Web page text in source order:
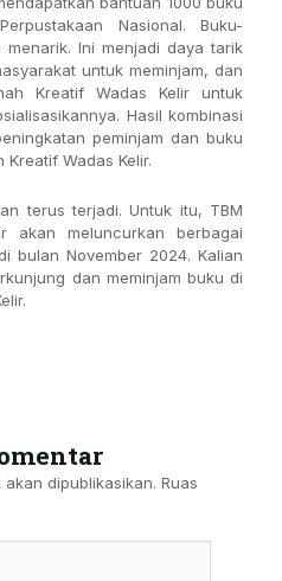
Nasional. Buku-
Ini menjadi daya tarik
untuk meminjam, dan
Kreatif Wadas Kelir untuk
Hasil kombinasi
peminjam dan buku
Kreatif Wadas Kelir.
terus terjadi. Untuk itu, TBM
akan meluncurkan berbagai
bulan November 2024. Kalian
dan meminjam buku di
akan dipublikasikan. Ruas